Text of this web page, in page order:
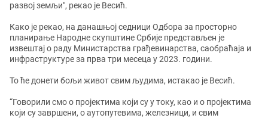
развој земљи", рекао је Весић.
Како је рекао, на данашњој седници Одбора за просторно
планирање Народне скупштине Србије представљен је
извештај о раду Министарства грађевинарства, саобраћаја и
инфраструктуре за прва три месеца у 2023. години.
То ће донети бољи живот свим људима, истакао је Весић.
“Говорили смо о пројектима који су у току, као и о пројектима
који су завршени, о аутопутевима, железници, и свим